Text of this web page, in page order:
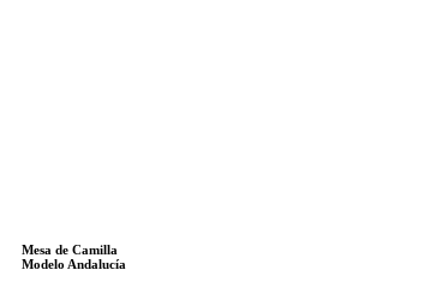
Mesa de Camilla
Modelo Andalucía